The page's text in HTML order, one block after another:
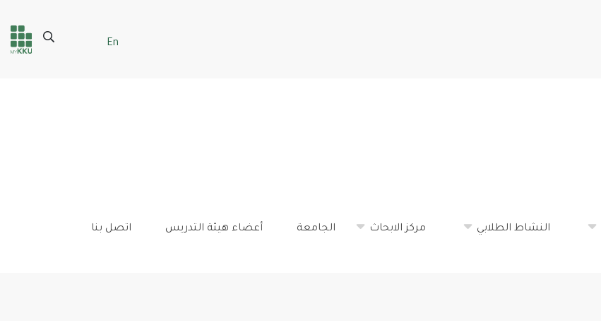
En
Header
Main Menu
Search
النشاط الطلابي مركز الابحاث الجامعة أعضاء هيئة التدريس اتصل بنا